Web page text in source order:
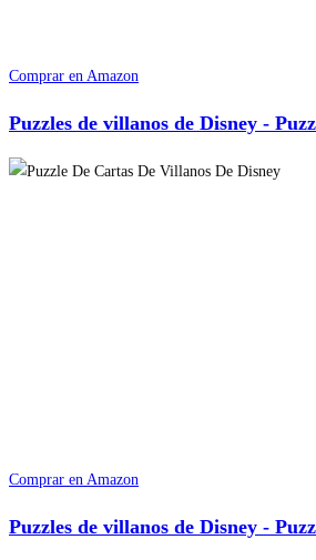
Comprar en Amazon
Puzzles de villanos de Disney -
Comprar en Amazon
Puzzles de villanos de Disney -